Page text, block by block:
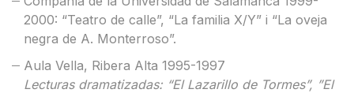
2000: “Teatro de calle”, “La familia X/Y” i “La oveja
negra de A. Monterroso”.
Aula Vella, Ribera Alta 1995-1997
Lecturas dramatizadas: “El Lazarillo de Tormes”, ”El